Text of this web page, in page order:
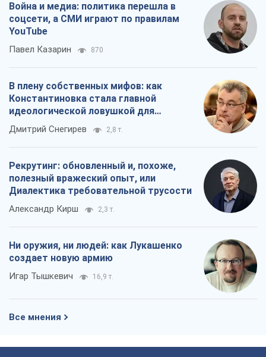
Война и медиа: политика перешла в
соцсети, а СМИ играют по правилам
YouTube
Павел Казарин 870
В плену собственных мифов: как
Константиновка стала главной
идеологической ловушкой для
российских оккупантов
Дмитрий Снегирев 2,8 т.
Рекрутинг: обновленный и, похоже,
полезный вражеский опыт, или
Диалектика требовательной трусости
Александр Кирш 2,3 т.
Ни оружия, ни людей: как Лукашенко
создает новую армию
Игар Тышкевич 16,9 т.
Все мнения